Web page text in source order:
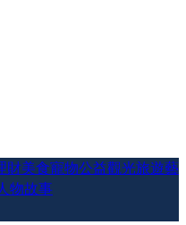
財美食寵物公益觀光旅遊藝
物故事